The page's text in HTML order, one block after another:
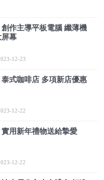
創作主導平板電腦 纖薄機
幕
12-23
泰式咖啡店 多項新店優惠
12-22
實用新年禮物送給摯愛
12-22